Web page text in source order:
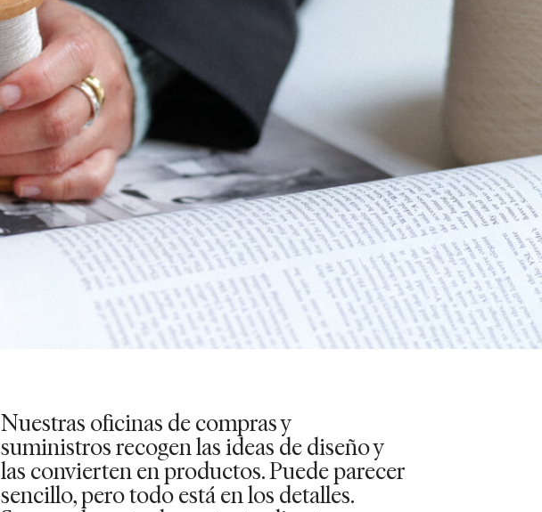
Nuestras oficinas de compras y
suministros recogen las ideas de diseño y
las convierten en productos. Puede parecer
sencillo, pero todo está en los detalles.